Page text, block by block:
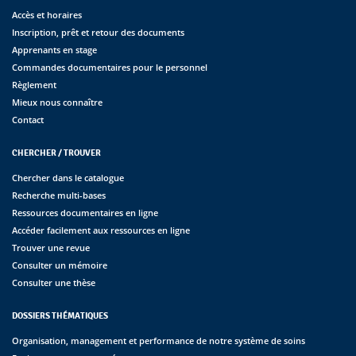
Accès et horaires
Inscription, prêt et retour des documents
Apprenants en stage
Commandes documentaires pour le personnel
Règlement
Mieux nous connaître
Contact
CHERCHER / TROUVER
Chercher dans le catalogue
Recherche multi-bases
Ressources documentaires en ligne
Accéder facilement aux ressources en ligne
Trouver une revue
Consulter un mémoire
Consulter une thèse
DOSSIERS THÉMATIQUES
Organisation, management et performance de notre système de soins